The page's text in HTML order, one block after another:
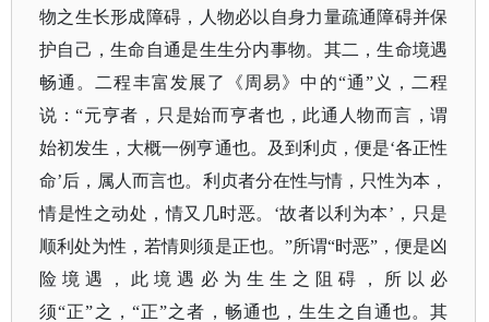
物之生长形成障碍，人物必以自身力量疏通障碍并保
护自己，生命自通是生生分内事物。其二，生命境遇
畅通。二程丰富发展了《周易》中的“通”义，二程
说：“元亨者，只是始而亨者也，此通人物而言，谓
始初发生，大概一例亨通也。及到利贞，便是‘各正性
命’后，属人而言也。利贞者分在性与情，只性为本，
情是性之动处，情又几时恶。‘故者以利为本’，只是
顺利处为性，若情则须是正也。”所谓“时恶”，便是凶
险境遇，此境遇必为生生之阻碍，所以必
须“正”之，“正”之者，畅通也，生生之自通也。其